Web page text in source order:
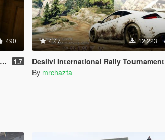
490
1.7
4.47 12,223
Desilvi International Rally Tournament [D.I.R.T.]
By mrchazta